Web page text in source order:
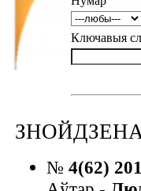
Ключавыя
№ 4(62)